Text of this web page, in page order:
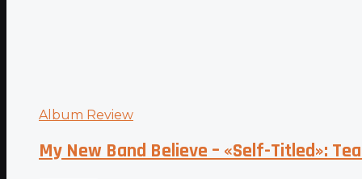
Album Review
My New Band Believe – «Self-Titled»: